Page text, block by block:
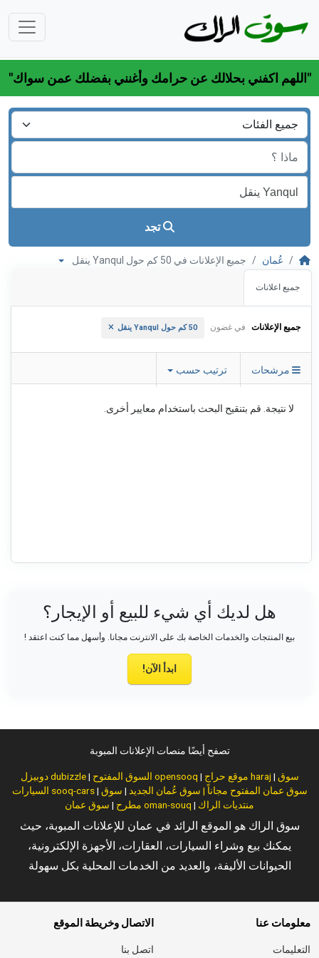
"اللهم اكفني بحلالك عن حرامك وأغنني بفضلك عمن سواك"
تجد
عُمان جميع الإعلانات في 50 كم حول Yanqul ينقل
جميع اعلانات
جميع الإعلانات في غضون 50 كم حول Yanqul ينقل
مرشحات ترتيب حسب
لا نتيجة. قم بتنقيح البحث باستخدام معايير أخرى.
هل لديك أي شيء للبيع أو الإيجار؟
بيع المنتجات والخدمات الخاصة بك على الانترنت مجانا. وأسهل مما كنت اعتقد !
ابدأ الآن!
تصفح أيضًا منصات الإعلانات المبوبة
دوبيزل dubizzle| السوق المفتوح opensooq | موقع حراج haraj| سوق
السيارات sooq-cars| سوق عمان المفتوح مجاناً | سوق عُمان الجديد | سوق
مطرح | سوق عمان oman-souq | منتديات الراك
سوق الراك هو الموقع الرائد في عمان للإعلانات المبوبة، حيث
يمكنك بيع وشراء السيارات، العقارات، الأجهزة الإلكترونية،
الحيوانات الأليفة، والعديد من الخدمات المحلية بكل سهولة
معلومات عنا
التعليمات
الاتصال وخريطة الموقع
اتصل بنا